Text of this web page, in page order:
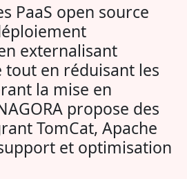
PaaS open source
externalisant
tout en réduisant les
la mise en
propose des
TomCat, Apache
et optimisation